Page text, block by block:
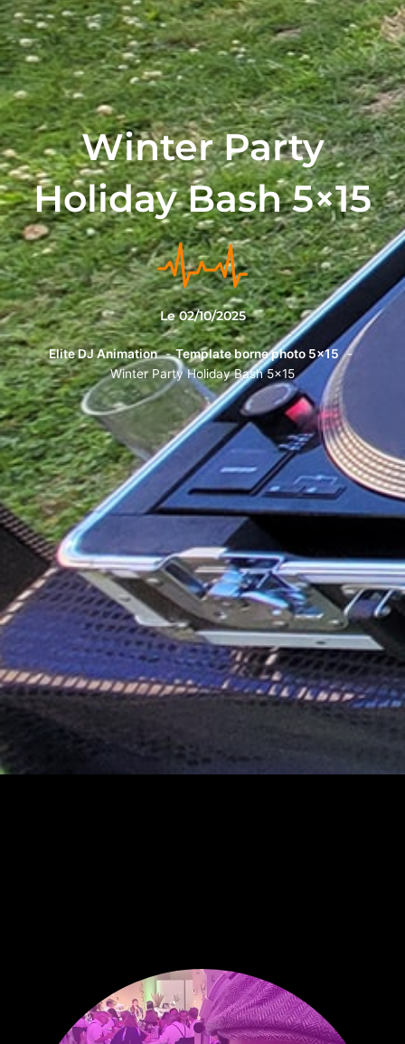
Winter Party
Holiday Bash 5×15
Le 02/10/2025
Elite DJ Animation
Template borne photo 5x15
Winter Party Holiday Bash 5×15